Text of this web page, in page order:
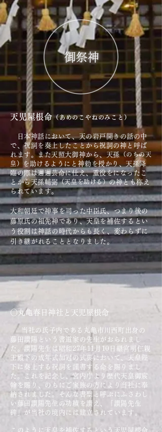
御祭神
天児屋根命 （あめのこやねのみこと）
日本神話において、天の岩戸開きの話の中
で、祝詞を奏上したことから祝詞の神と呼ば
れます。また天照大御神から、天孫（のちの天
皇）
を助けるようにと神勅を授かり、天孫降
臨の際は邇邇芸命に仕え、重役をになったこ
とから天孫輔弼（天皇を助ける）の神とも称え
られています。
大和朝廷で神事を司った中臣氏、つまり後の
藤原氏の祖先神であり、天皇を補佐するとい
う役割は神話の時代からも長く、変わらずに
引き継がれることとなりました。
○丸亀春日神社と天児屋根命
当社の氏子内である丸亀市川西町出身の
藤田讃陽という書道家の先生がおられまし
た。讃陽先生は昭和27年11月10日継宮明仁親
王殿下 の成年式加冠の式典​において、天皇陛
下に奏上する祝詞を謹書する命を賜りまし
た。これを記念し、宮内庁より歴代天皇御宸
翰を賜り、のちにご家族の方により当社に奉
納されました。そんな書聖と呼ぶにふさわし
い藤田讃陽先生の功績を讃え、「讃陽先生
碑」が当社の境内には建立されています。
このように天皇を補佐するという天児屋根命